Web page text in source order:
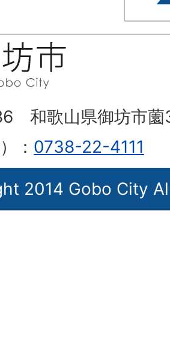
和歌山県御坊市薗
： 0738-22-4111
2014 Gobo City